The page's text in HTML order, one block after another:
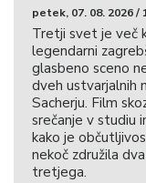
petek, 07. 08. 2026 /
Tretji svet je več
legendarni
glasbeno sceno
dveh ustvarjalnih
Sacherju. Film
srečanje v studiu
kako je
nekoč združila
tretjega.